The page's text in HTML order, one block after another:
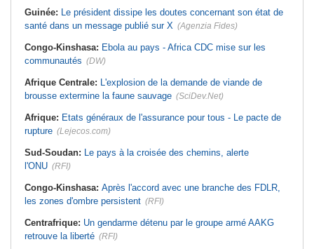
Guinée: Le président dissipe les doutes concernant son état de
santé dans un message publié sur X (Agenzia Fides)
Congo-Kinshasa: Ebola au pays - Africa CDC mise sur les
communautés (DW)
Afrique Centrale: L'explosion de la demande de viande de
brousse extermine la faune sauvage (SciDev.Net)
Afrique: Etats généraux de l'assurance pour tous - Le pacte de
rupture (Lejecos.com)
Sud-Soudan: Le pays à la croisée des chemins, alerte
l'ONU (RFI)
Congo-Kinshasa: Après l'accord avec une branche des FDLR,
les zones d'ombre persistent (RFI)
Centrafrique: Un gendarme détenu par le groupe armé AAKG
retrouve la liberté (RFI)